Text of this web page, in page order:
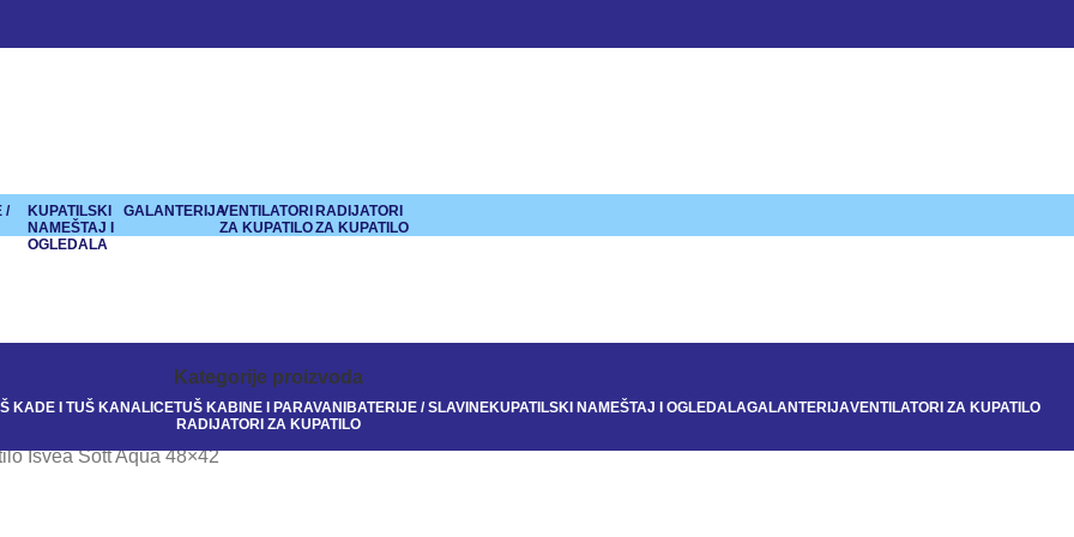
/
KUPATILSKI
NAMEŠTAJ I
OGLEDALA
GALANTERIJAVENTILATORI
ZA KUPATILO
RADIJATORI
ZA KUPATILO
Kategorije proizvoda
KADE I TUŠ KANALICETUŠ KABINE I PARAVANI BATERIJE / SLAVINEKUPATILSKI NAMEŠTAJ I OGLEDALAGALANTERIJAVENTILATORI ZA KUPATILO
RADIJATORI ZA KUPATILO
Isvea Sott Aqua 48×42